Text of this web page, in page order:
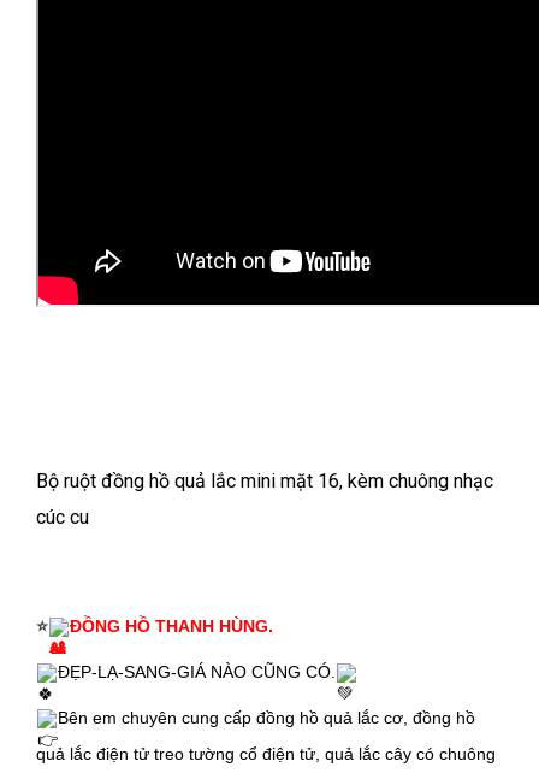
Bộ ruột đồng hồ quả lắc mini mặt 16, kèm chuông nhạc
cúc cu
⭐ ĐỒNG HỒ THANH HÙNG.
ĐẸP-LẠ-SANG-GIÁ NÀO CŨNG CÓ.
Bên em chuyên cung cấp đồng hồ quả lắc cơ, đồng hồ
quả lắc điện tử treo tường cổ điện tử, quả lắc cây có chuông